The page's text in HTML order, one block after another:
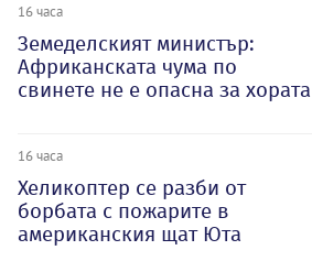
16 часа
Земеделският министър:
Африканската чума по
свинете не е опасна за хората
16 часа
Хеликоптер се разби от
борбата с пожарите в
американския щат Юта